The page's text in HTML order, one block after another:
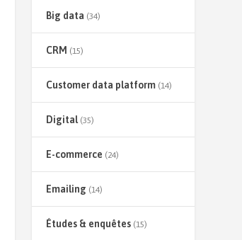
Big data (34)
CRM (15)
Customer data platform(14)
Digital(35)
E-commerce (24)
Emailing (14)
Études & enquêtes(15)